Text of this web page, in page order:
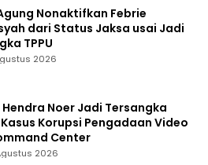
Nonaktifkan Febrie
dari Status Jaksa usai Jadi
TPPU
2026
Hendra Noer Jadi Tersangka
Korupsi Pengadaan Video
Center
2026